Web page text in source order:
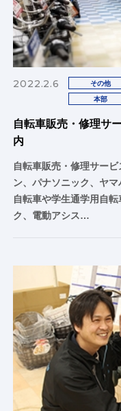
2022.2.6 その他
本部
自転車販売・修理サ
内
自転車販売・修理サー
ン、パナソニック、ヤ
自転車や学生通学用自
ク、電動アシス…